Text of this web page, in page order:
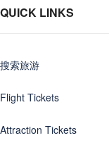
QUICK LINKS
搜索旅游
Flight Tickets
Attraction Tickets